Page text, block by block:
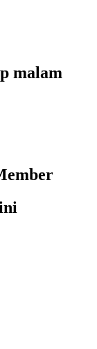
malam